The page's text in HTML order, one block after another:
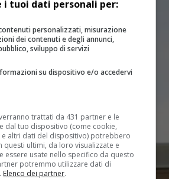
tuoi dati personali per:
personalizzati, misurazione
dei contenuti e degli annunci,
sviluppo di servizi
su dispositivo e/o accedervi
trattati da 431 partner e le
dal tuo dispositivo (come cookie,
altri dati del dispositivo) potrebbero
questi ultimi, da loro visualizzate e
essere usate nello specifico da questo
potremmo utilizzare dati di
Elenco dei partner.